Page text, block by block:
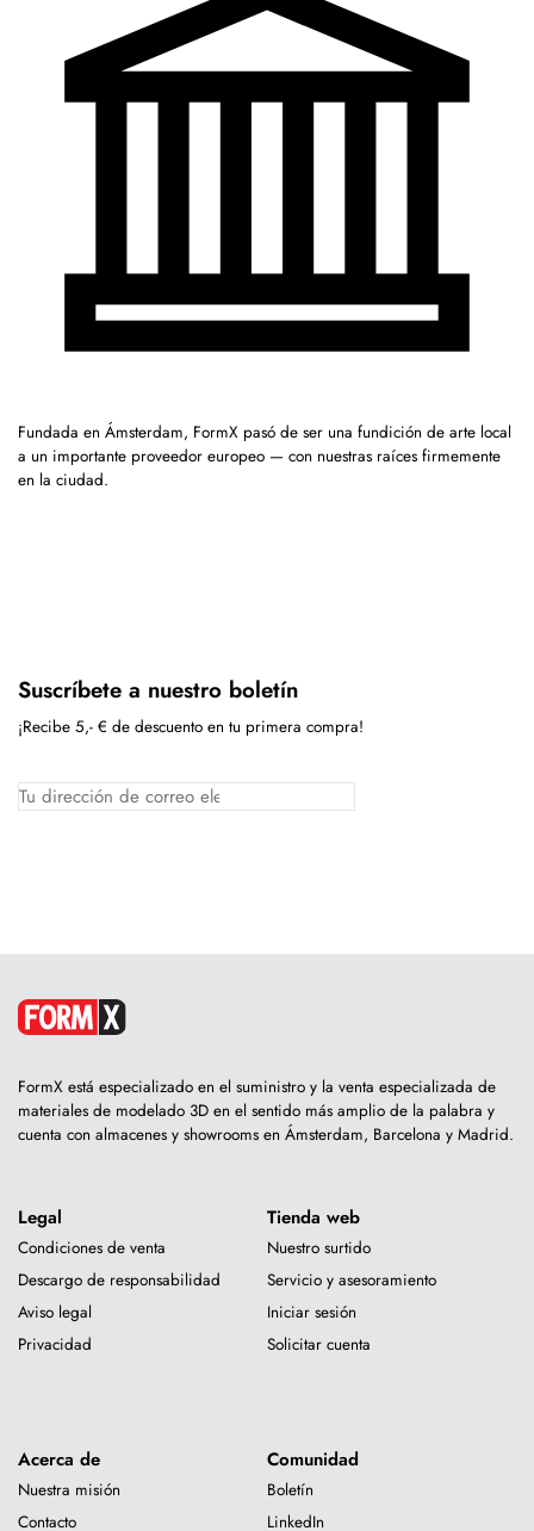
Fundada en Ámsterdam, FormX pasó de ser una fundición de arte local
a un importante proveedor europeo — con nuestras raíces firmemente
en la ciudad.
Suscríbete a nuestro boletín
¡Recibe 5,- € de descuento en tu primera compra!
FormX está especializado en el suministro y la venta especializada de
materiales de modelado 3D en el sentido más amplio de la palabra y
cuenta con almacenes y showrooms en Ámsterdam, Barcelona y Madrid.
Legal
Condiciones de venta
Descargo de responsabilidad
Aviso legal
Privacidad
Tienda web
Nuestro surtido
Servicio y asesoramiento
Iniciar sesión
Solicitar cuenta
Acerca de
Nuestra misión
Contacto
Comunidad
Boletín
LinkedIn